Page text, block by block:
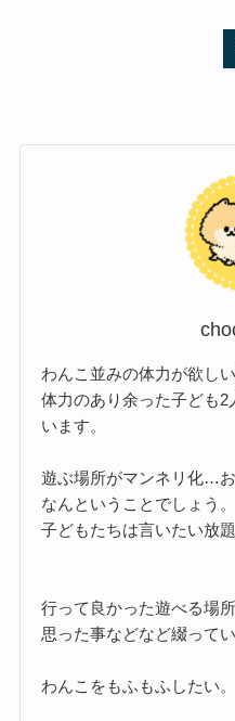
わんこ並みの体力が欲し
体力のあり余った子ども
います。
遊ぶ場所がマンネリ化…
なんということでしょう。
子どもたちは言いたい放題
行って良かった遊べる場
思った事などなど綴ってい
わんこをもふもふしたい。